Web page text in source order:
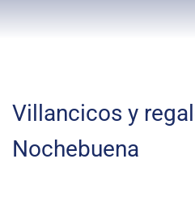
Villancicos y
Nochebuena